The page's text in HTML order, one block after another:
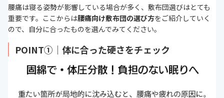
腰痛は寝る姿勢が影響している場合が多く、敷布団選びはとても
重要です。ここからは腰痛向け敷布団の選び方をご紹介していく
ので、自分に合ったものを選んでみてください。
POINT①｜体に合った硬さをチェック